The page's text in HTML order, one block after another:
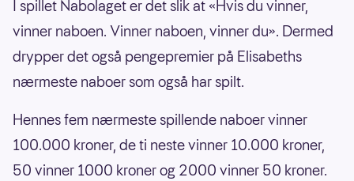
I spillet Nabolaget er det slik at «Hvis du vinner,
vinner naboen. Vinner naboen, vinner du». Dermed
drypper det også pengepremier på Elisabeths
nærmeste naboer som også har spilt.
Hennes fem nærmeste spillende naboer vinner
100.000 kroner, de ti neste vinner 10.000 kroner,
50 vinner 1000 kroner og 2000 vinner 50 kroner.